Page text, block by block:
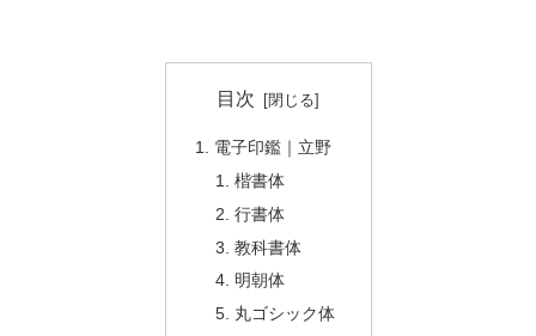
目次
電子印鑑｜立野
楷書体
行書体
教科書体
明朝体
丸ゴシック体